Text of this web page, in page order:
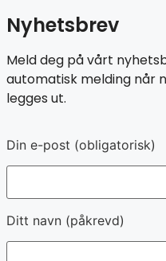
Nyhetsbrev
Meld deg på vårt
automatisk melding når
legges ut.
Din e-post (obligatorisk)
Ditt navn (påkrevd)